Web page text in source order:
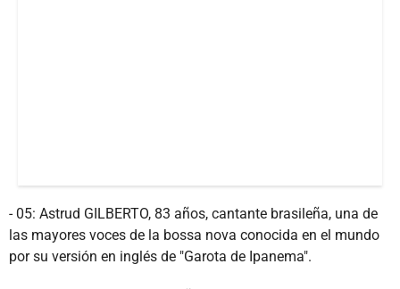
- 05: Astrud GILBERTO, 83 años, cantante brasileña, una de
las mayores voces de la bossa nova conocida en el mundo
por su versión en inglés de "Garota de Ipanema".